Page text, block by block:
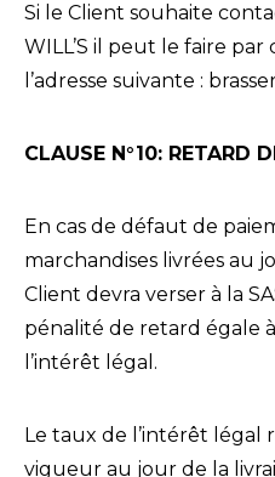
Si le Client souhaite
WILL’S il peut le faire
l’adresse suivante :
CLAUSE N°10: RETARD
En cas de défaut de
marchandises livrées au
Client devra verser à la
pénalité de retard égale
l’intérêt légal.
Le taux de l’intérêt légal
vigueur au jour de la